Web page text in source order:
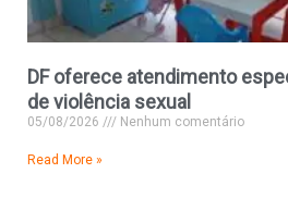
DF oferece atendimento
de violência sexual
05/08/2026 Nenhum comentário
Read More »